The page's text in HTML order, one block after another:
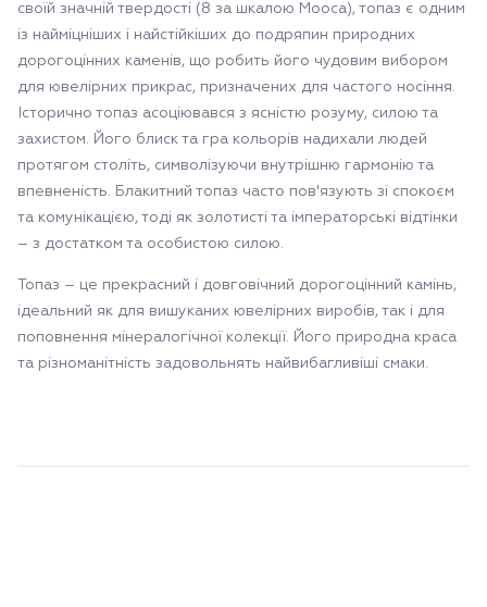
своїй значній твердості (8 за шкалою Мооса), топаз є одним
із найміцніших і найстійкіших до подряпин природних
дорогоцінних каменів, що робить його чудовим вибором
для ювелірних прикрас, призначених для частого носіння.
Історично топаз асоціювався з ясністю розуму, силою та
захистом. Його блиск та гра кольорів надихали людей
протягом століть, символізуючи внутрішню гармонію та
впевненість. Блакитний топаз часто пов'язують зі спокоєм
та комунікацією, тоді як золотисті та імператорські відтінки
– з достатком та особистою силою.
Топаз – це прекрасний і довговічний дорогоцінний камінь,
ідеальний як для вишуканих ювелірних виробів, так і для
поповнення мінералогічної колекції. Його природна краса
та різноманітність задовольнять найвибагливіші смаки.